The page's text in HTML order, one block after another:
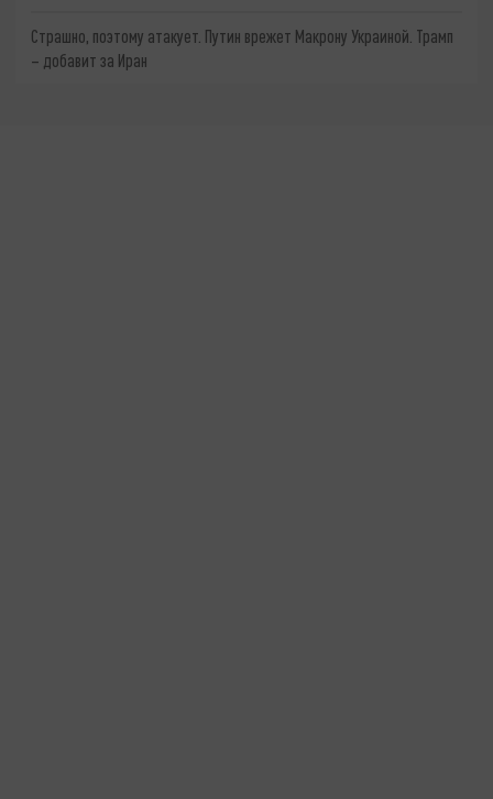
Страшно, поэтому атакует. Путин врежет Макрону Украиной. Трамп
– добавит за Иран